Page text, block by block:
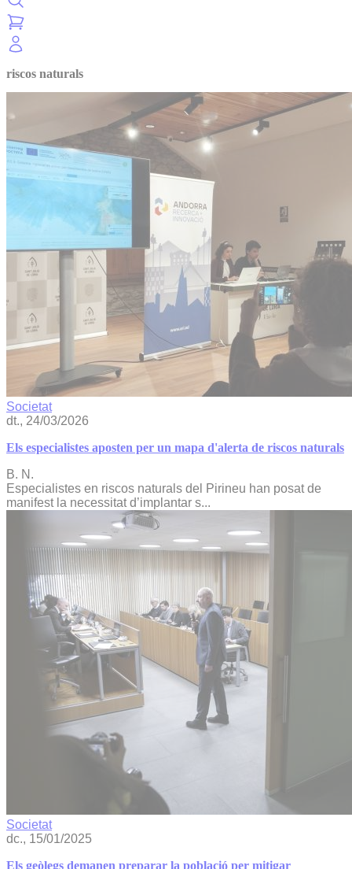
riscos naturals
Societat
dt., 24/03/2026
Els especialistes aposten per un mapa d'alerta de riscos naturals
B. N.
Especialistes en riscos naturals del Pirineu han posat de
manifest la necessitat d’implantar s...
Societat
dc., 15/01/2025
Els geòlegs demanen preparar la població per mitigar